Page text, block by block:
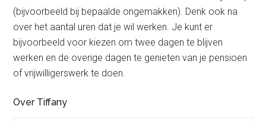
(bijvoorbeeld bij bepaalde ongemakken). Denk ook na
over het aantal uren dat je wil werken. Je kunt er
bijvoorbeeld voor kiezen om twee dagen te blijven
werken en de overige dagen te genieten van je pensioen
of vrijwilligerswerk te doen.
Over Tiffany